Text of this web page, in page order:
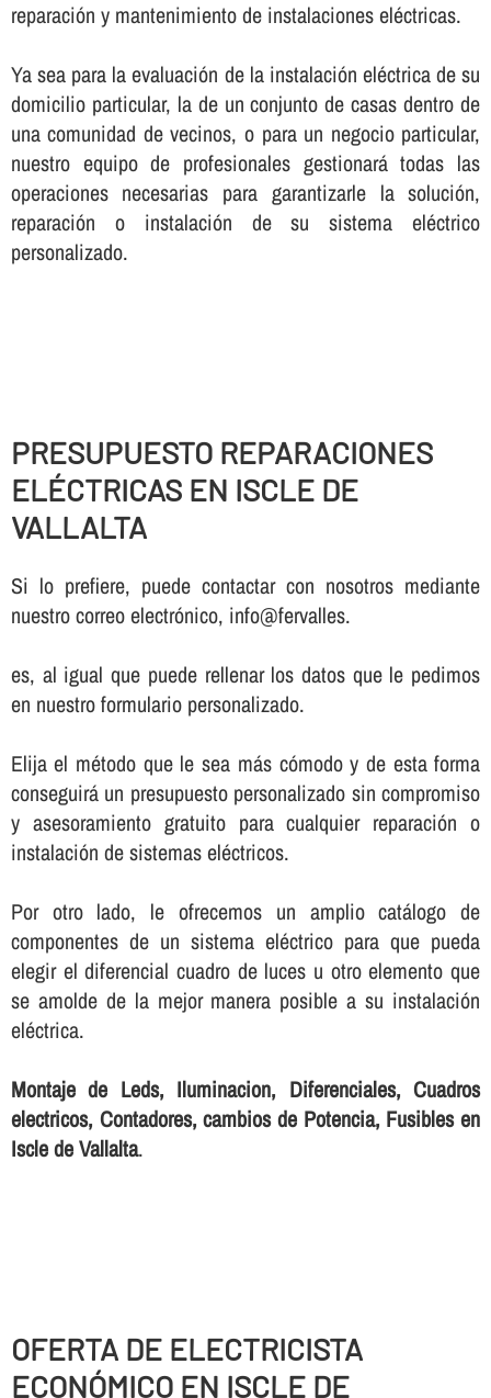
reparación y mantenimiento de instalaciones eléctricas.
Ya sea para la evaluación de la instalación eléctrica de su
domicilio particular, la de un conjunto de casas dentro de
una comunidad de vecinos, o para un negocio particular,
nuestro equipo de profesionales gestionará todas las
operaciones necesarias para garantizarle la solución,
reparación o instalación de su sistema eléctrico
personalizado.
PRESUPUESTO REPARACIONES
ELÉCTRICAS EN ISCLE DE
VALLALTA
Si lo prefiere, puede contactar con nosotros mediante
nuestro correo electrónico, info@fervalles.
es, al igual que puede rellenar los datos que le pedimos
en nuestro formulario personalizado.
Elija el método que le sea más cómodo y de esta forma
conseguirá un presupuesto personalizado sin compromiso
y asesoramiento gratuito para cualquier reparación o
instalación de sistemas eléctricos.
Por otro lado, le ofrecemos un amplio catálogo de
componentes de un sistema eléctrico para que pueda
elegir el diferencial cuadro de luces u otro elemento que
se amolde de la mejor manera posible a su instalación
eléctrica.
Montaje de Leds, Iluminacion, Diferenciales, Cuadros
electricos, Contadores, cambios de Potencia, Fusibles en
Iscle de Vallalta.
OFERTA DE ELECTRICISTA
ECONÓMICO EN ISCLE DE